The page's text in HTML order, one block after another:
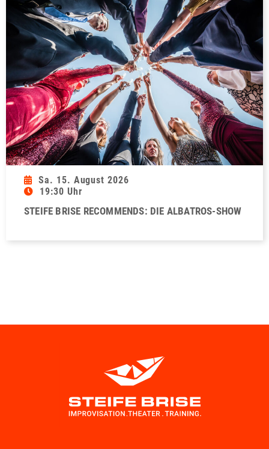
Sa. 15. August 2026
19:30 Uhr
STEIFE BRISE RECOMMENDS: DIE ALBATROS-SHOW